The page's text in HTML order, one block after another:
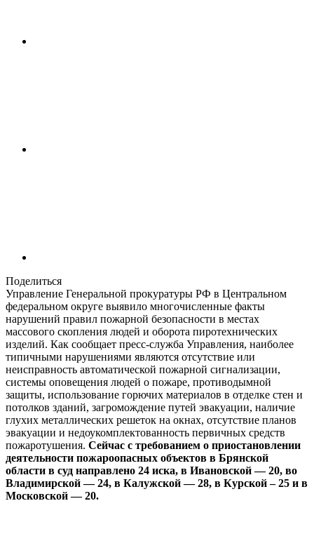
Поделиться
Управление Генеральной прокуратуры РФ в Центральном
федеральном округе выявило многочисленные факты
нарушений правил пожарной безопасности в местах
массового скопления людей и оборота пиротехнических
изделий. Как сообщает пресс-служба Управления, наиболее
типичными нарушениями являются отсутствие или
неисправность автоматической пожарной сигнализации,
системы оповещения людей о пожаре, противодымной
защиты, использование горючих материалов в отделке стен и
потолков зданий, загромождение путей эвакуации, наличие
глухих металлических решеток на окнах, отсутствие планов
эвакуации и недоукомплектованность первичных средств
пожаротушения. Сейчас с требованием о приостановлении
деятельности пожароопасных объектов в Брянской
области в суд направлено 24 иска, в Ивановской — 20, во
Владимирской — 24, в Калужской — 28, в Курской – 25 и в
Московской — 20.